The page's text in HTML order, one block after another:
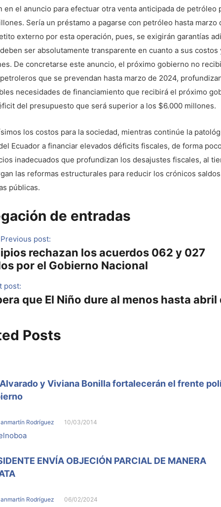
en el anuncio para efectuar otra venta anticipada de petróleo
Sería un préstamo a pagarse con petróleo hasta marzo
externo por esta operación, pues, se exigirán garantías
ser absolutamente transparente en cuanto a sus costos
De concretarse este anuncio, el próximo gobierno no
que se prevendan hasta marzo de 2024,
necesidades de financiamiento que recibirá el próximo
del presupuesto que será superior a los $6.000 millones.
los costos para la sociedad, mientras continúe la
Ecuador a financiar elevados déficits fiscales, de forma
inadecuados que profundizan los desajustes fiscales, al
las reformas estructurales para reducir los crónicos
públicas.
de entradas
Previous post:
rechazan los acuerdos 062 y 027
por el Gobierno Nacional
post:
que El Niño dure al menos hasta abril
Posts
y Viviana Bonilla fortalecerán el frente
Rodríguez 10/03/2014
ENVÍA OBJECIÓN PARCIAL DE MANERA
Rodríguez 06/02/2024